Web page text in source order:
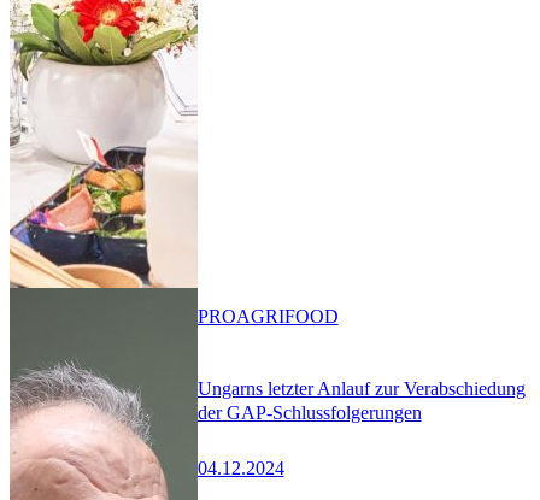
Ungarns letzter Anlauf zur Verabschiedung
der GAP-Schlussfolgerungen
04.12.2024
PROAGRIFOOD